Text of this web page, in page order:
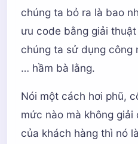
chúng ta bỏ ra là bao
ưu code bằng giải
chúng ta sử dụng công
… hầm bà lằng.
Nói một cách hơi phũ,
mức nào mà không
của khách hàng thì nó